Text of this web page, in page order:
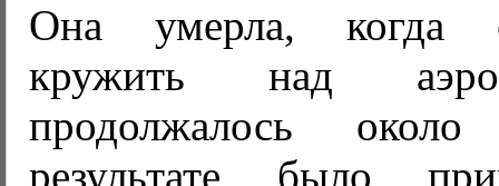
Она умерла, когда
кружить над
продолжалось
результате было